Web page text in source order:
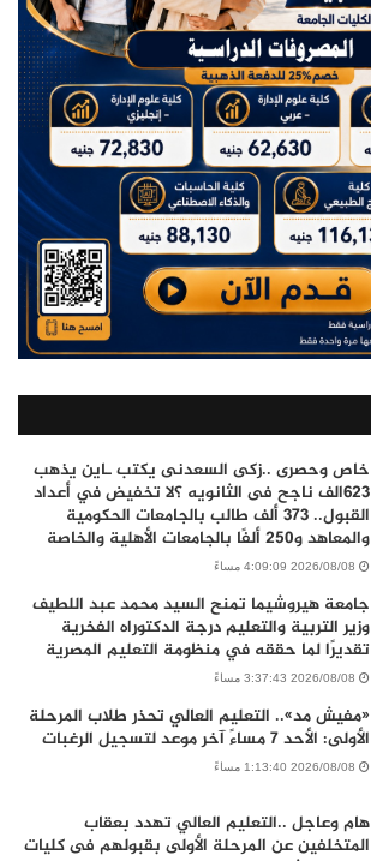
خاص وحصرى ..زكى السعدنى يكتب ـاين يذهب
٦٢٣الف ناجح فى الثانويه ؟لا تخفيض في أعداد
القبول.. 373 ألف طالب بالجامعات الحكومية
والمعاهد و250 ألفًا بالجامعات الأهلية والخاصة
2026/08/08 4:09:09 مساءً
جامعة هيروشيما تمنح السيد محمد عبد اللطيف
وزير التربية والتعليم درجة الدكتوراه الفخرية
تقديرًا لما حققه في منظومة التعليم المصرية
2026/08/08 3:37:43 مساءً
«مفيش مد».. التعليم العالي تحذر طلاب المرحلة
الأولى: الأحد 7 مساءً آخر موعد لتسجيل الرغبات
2026/08/08 1:13:40 مساءً
هام وعاجل ..التعليم العالي تهدد بعقاب
المتخلفين عن المرحلة الأولى بقبولهم فى كليات